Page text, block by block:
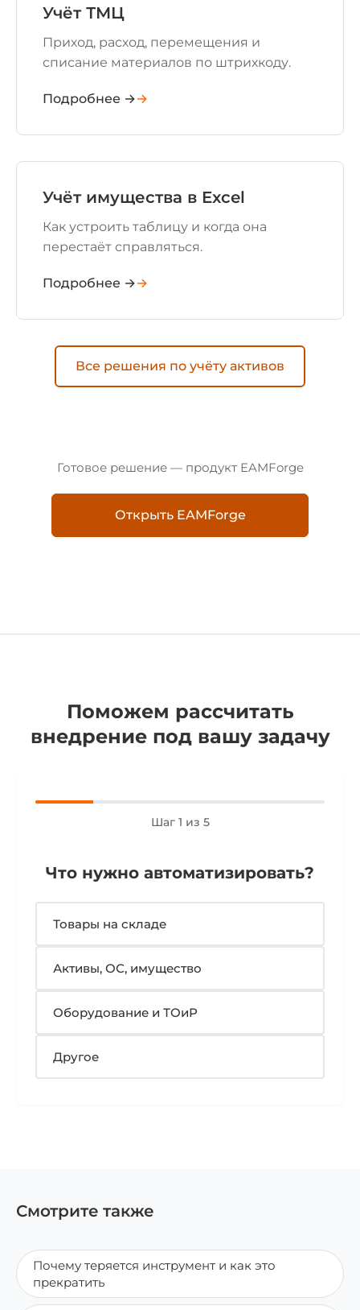
Учёт ТМЦ
Приход, расход, перемещения и
списание материалов по штрихкоду.
Подробнее →
Учёт имущества в Excel
Как устроить таблицу и когда она
перестаёт справляться.
Подробнее →
Все решения по учёту активов
Готовое решение — продукт EAMForge
Открыть EAMForge
Поможем рассчитать
внедрение под вашу задачу
Шаг 1 из 5
Что нужно автоматизировать?
Товары на складе
Активы, ОС, имущество
Оборудование и ТОиР
Другое
Смотрите также
Почему теряется инструмент и как это
прекратить